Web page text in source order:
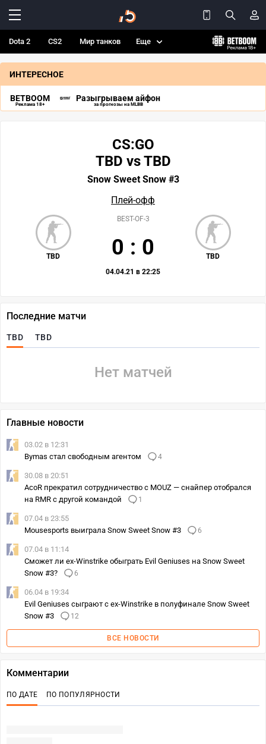
Dota 2 CS2 Мир танков Еще
ИНТЕРЕСНОЕ
BETBOOM
Реклама 18+
Разыгрываем айфон
за прогнозы на MLBB
CS:GO
TBD vs TBD
Snow Sweet Snow #3
Плей-офф
TBD TBD
BEST-OF-3
0 : 0
04.04.21 в 22:25
Последние матчи
TBD TBD
Нет матчей
Главные новости
03.02 в 12:31
Bymas стал свободным агентом
4
30.08 в 20:51
AcoR прекратил сотрудничество с MOUZ — снайпер отобрался
на RMR с другой командой
1
07.04 в 23:55
Mousesports выиграла Snow Sweet Snow #3
6
07.04 в 11:14
Сможет ли ex-Winstrike обыграть Evil Geniuses на Snow Sweet
Snow #3?
6
06.04 в 19:34
Evil Geniuses сыграют с ex-Winstrike в полуфинале Snow Sweet
Snow #3
12
ВСЕ НОВОСТИ
Комментарии
ПО ДАТЕ ПО ПОПУЛЯРНОСТИ